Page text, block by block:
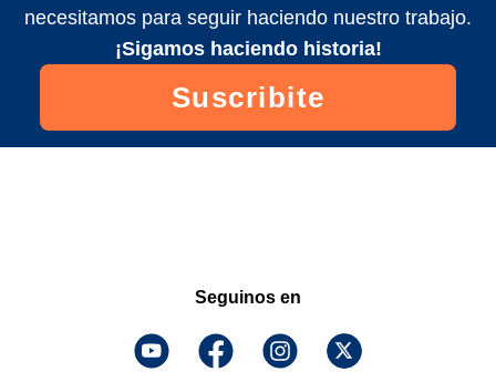
necesitamos para seguir haciendo nuestro trabajo.
¡Sigamos haciendo historia!
Suscribite
Seguinos en